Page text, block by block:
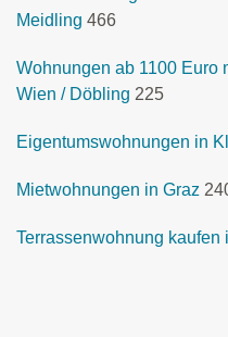
Meidling 466
Wohnungen ab 1100 Euro
Wien / Döbling 225
Eigentumswohnungen in
Mietwohnungen in Graz
Terrassenwohnung kaufen